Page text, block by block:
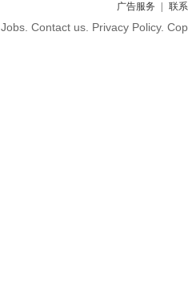
广告服务 联
Jobs. Contact us. Privacy Policy.